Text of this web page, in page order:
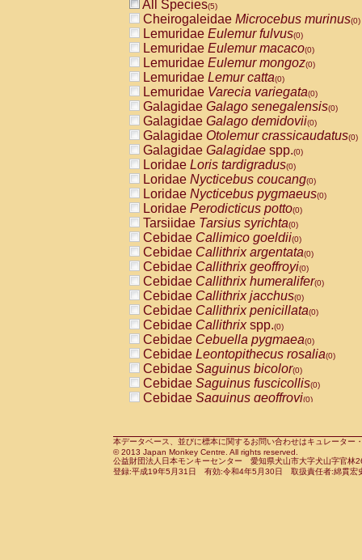
CebidaeCebus
CebidaeSaimiri boliviensis(0)
CebidaeSaimiri sciureus(0)
AtelidaeAlouatta caraya(0)
AtelidaeAlouatta fusca(0)
AtelidaeAlouatta seniculus
AtelidaeAlouattaspp.(0)
AtelidaeAteles belzebuth(0)
AtelidaeAteles geoffroyi(0)
AtelidaeAteles paniscus(0)
AtelidaeAtelesspp.(0)
Atelidae Lagothrix lagothricha
AtelidaeLagothrix lagothricha cana
PitheciidaeCacajao calvus
PitheciidaeCallicebus cupreus
PitheciidaeCallicebus donacophilus
PitheciidaeCallicebus moloch
PitheciidaeCallicebus torquatus
PitheciidaeCallicebusspp.(0)
PitheciidaeChiropotes satanas(0)
PitheciidaePithecia monachus
PitheciidaePithecia pithecia(0)
CercopithecidaeCercocebus agilis
CercopithecidaeCercocebus
CercopithecidaeCercocebus
CercopithecidaeCercocebus
CercopithecidaeCercocebus
CercopithecidaeCercocebushybrid
CercopithecidaePapio anubis(0)
CercopithecidaePapio cynocephalus
CercopithecidaePapio hamadryas(0)
All Species(5)
Cheirogaleidae Microcebus murinus(0)
Lemuridae Eulemur fulvus(0)
Lemuridae Eulemur macaco(0)
Lemuridae Eulemur mongoz(0)
Lemuridae Lemur catta(0)
Lemuridae Varecia variegata(0)
Galagidae Galago senegalensis(0)
Galagidae Galago demidovii(0)
Galagidae Otolemur crassicaudatus(0)
Galagidae Galagidae spp.(0)
Loridae Loris tardigradus(0)
Loridae Nycticebus coucang(0)
Loridae Nycticebus pygmaeus(0)
Loridae Perodicticus potto(0)
Tarsiidae Tarsius syrichta(0)
Cebidae Callimico goeldii(0)
Cebidae Callithrix argentata(0)
Cebidae Callithrix geoffroyi(0)
Cebidae Callithrix humeralifer(0)
Cebidae Callithrix jacchus(0)
Cebidae Callithrix penicillata(0)
Cebidae Callithrixspp.(0)
Cebidae Cebuella pygmaea(0)
Cebidae Leontopithecus rosalia(0)
Cebidae Saguinus bicolor(0)
Cebidae Saguinus fuscicollis(0)
Cebidae Saguinus geoffroyi(0)
CebidaeSaguinus leucopus(0)
CebidaeSaguinus midas(0)
Cebidae Saguinus mystax(0)
本データベース、並びに標本に関するお問い合わせはキュレータ
© 2013 Japan Monkey Centre. All rights reserved.
公益財団法人日本モンキーセンター 愛知県犬山市大字犬山字官
登録:平成19年5月31日 有効:令和4年5月30日 取扱責任者:綿貫宏